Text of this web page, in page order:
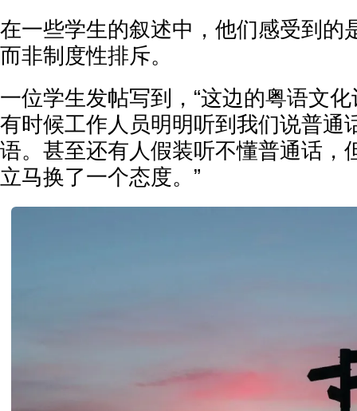
在一些学生的叙述中，他们感受到的
而非制度性排斥。
一位学生发帖写到，“这边的粤语文
有时候工作人员明明听到我们说普通
语。甚至还有人假装听不懂普通话，
立马换了一个态度。”